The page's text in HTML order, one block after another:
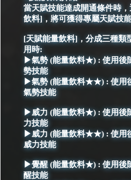
當天賦技能達成開通條件時
飲料]，將可獲得專屬天賦技
[天賦能量飲料]，分成三種類
用時:
▶氣勢 (能量飲料★) : 使用後
勢技能
▶氣勢 (能量飲料★★) : 使用
氣勢技能
▶威力 (能量飲料★) : 使用後
力技能
▶威力 (能量飲料★★) : 使用
威力技能
▶覺醒 (能量飲料★) : 使用後
醒技能